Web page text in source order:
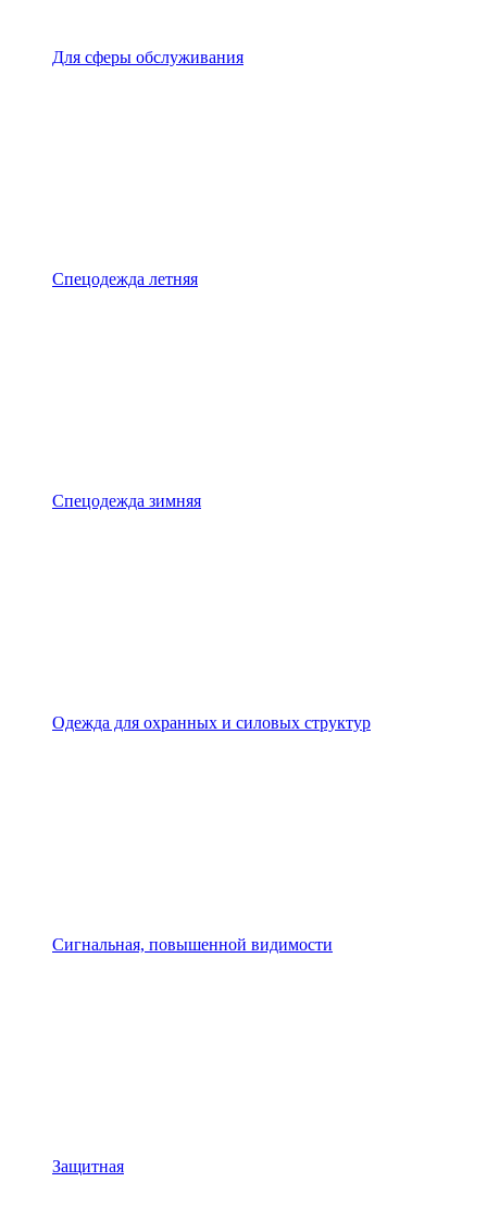
Для сферы обслуживания
Спецодежда летняя
Спецодежда зимняя
Одежда для охранных и силовых структур
Сигнальная, повышенной видимости
Защитная